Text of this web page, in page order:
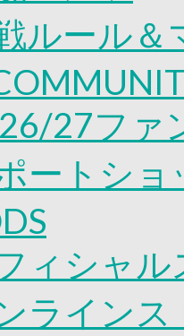
ルール＆
27ファ
ートショ
ィシャル
ラインス